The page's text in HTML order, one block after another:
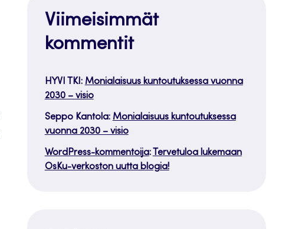
Viimeisimmät
kommentit
HYVI TKI: Monialaisuus kuntoutuksessa vuonna
2030 – visio
Seppo Kantola: Monialaisuus kuntoutuksessa
vuonna 2030 – visio
WordPress-kommentoija: Tervetuloa lukemaan
OsKu-verkoston uutta blogia!